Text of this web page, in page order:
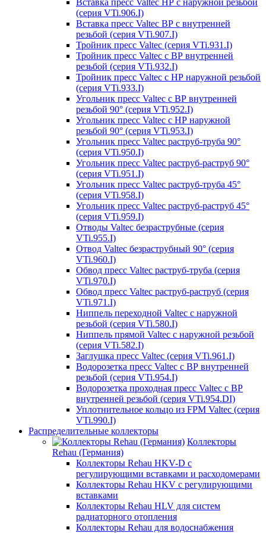
Вставка пресс Valtec НР с наружной резьбой
(серия VTi.906.I)
Вставка пресс Valtec ВР с внутренней
резьбой (серия VTi.907.I)
Тройник пресс Valtec (серия VTi.931.I)
Тройник пресс Valtec с ВР внутренней
резьбой (серия VTi.932.I)
Тройник пресс Valtec с НР наружной резьбой
(серия VTi.933.I)
Угольник пресс Valtec с ВР внутренней
резьбой 90° (серия VTi.952.I)
Угольник пресс Valtec с НР наружной
резьбой 90° (серия VTi.953.I)
Угольник пресс Valtec раструб-труба 90°
(серия VTi.950.I)
Угольник пресс Valtec раструб-раструб 90°
(серия VTi.951.I)
Угольник пресс Valtec раструб-труба 45°
(серия VTi.958.I)
Угольник пресс Valtec раструб-раструб 45°
(серия VTi.959.I)
Отводы Valtec безраструбные (серия
VTi.955.I)
Отвод Valtec безраструбный 90° (серия
VTi.960.I)
Обвод пресс Valtec раструб-труба (серия
VTi.970.I)
Обвод пресс Valtec раструб-раструб (серия
VTi.971.I)
Ниппель переходной Valtec с наружной
резьбой (серия VTi.580.I)
Ниппель прямой Valtec с наружной резьбой
(серия VTi.582.I)
Заглушка пресс Valtec (серия VTi.961.I)
Водорозетка пресс Valtec с ВР внутренней
резьбой (серия VTi.954.I)
Водорозетка проходная пресс Valtec с ВР
внутренней резьбой (серия VTi.954.DI)
Уплотнительное кольцо из FPM Valtec (серия
VTi.990.I)
Распределительные коллекторы
Коллекторы
Rehau (Германия)
Коллекторы Rehau HKV-D с
регулирующими вставками и расходомерами
Коллекторы Rehau HKV с регулирующими
вставками
Коллекторы Rehau HLV для систем
радиаторного отопления
Коллекторы Rehau для водоснабжения